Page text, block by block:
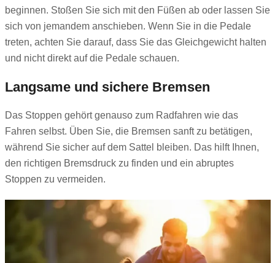
beginnen. Stoßen Sie sich mit den Füßen ab oder lassen Sie
sich von jemandem anschieben. Wenn Sie in die Pedale
treten, achten Sie darauf, dass Sie das Gleichgewicht halten
und nicht direkt auf die Pedale schauen.
Langsame und sichere Bremsen
Das Stoppen gehört genauso zum Radfahren wie das
Fahren selbst. Üben Sie, die Bremsen sanft zu betätigen,
während Sie sicher auf dem Sattel bleiben. Das hilft Ihnen,
den richtigen Bremsdruck zu finden und ein abruptes
Stoppen zu vermeiden.